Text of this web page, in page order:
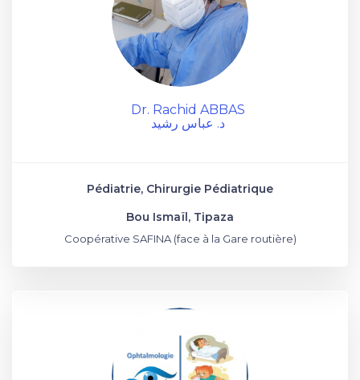
Dr. Rachid ABBAS
د. عباس رشيد
Pédiatrie, Chirurgie Pédiatrique
Bou Ismaïl, Tipaza
Coopérative SAFINA (face à la Gare routière)